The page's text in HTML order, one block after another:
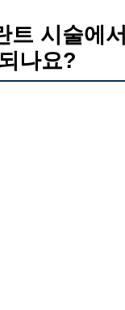
트 시술에
나요?